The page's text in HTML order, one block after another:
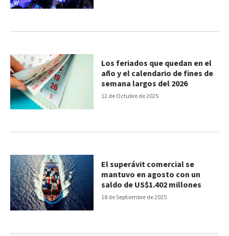
12 de Octubre de 2025
Los feriados que quedan en el
año y el calendario de fines de
semana largos del 2026
18 de Septiembre de 2025
El superávit comercial se
mantuvo en agosto con un
saldo de US$1.402 millones